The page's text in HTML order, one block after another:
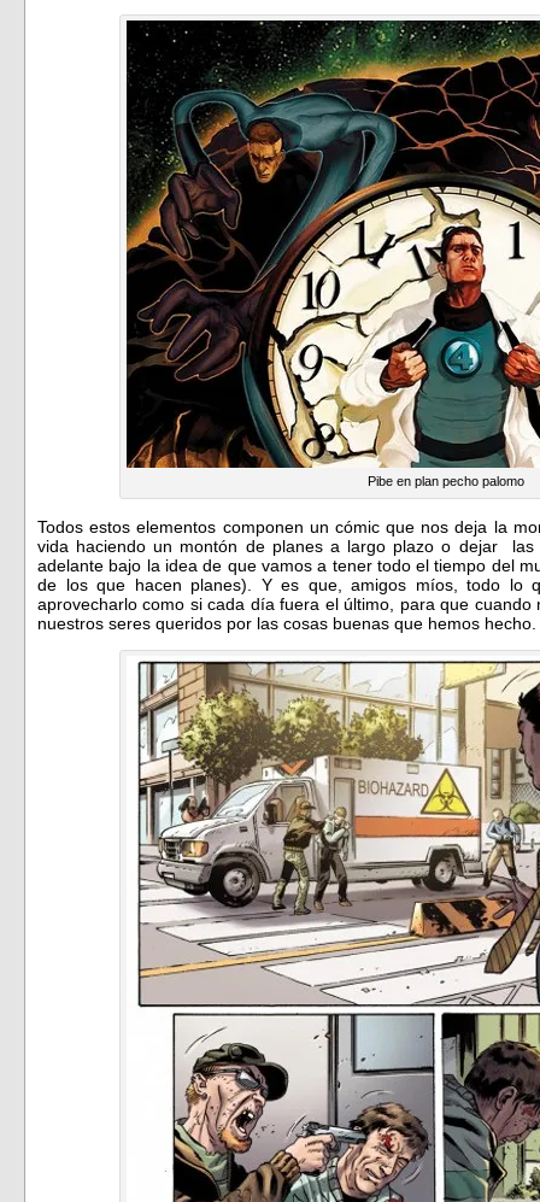
Pibe en plan pecho palomo
Todos estos elementos componen un cómic que nos deja la
vida haciendo un montón de planes a largo plazo o dejar
adelante bajo la idea de que vamos a tener todo el tiempo del
de los que hacen planes). Y es que, amigos míos, todo lo
aprovecharlo como si cada día fuera el último, para que
nuestros seres queridos por las cosas buenas que hemos hecho.